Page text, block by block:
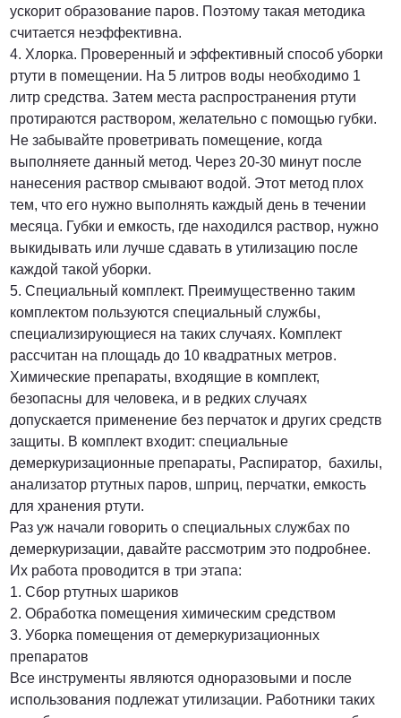
ускорит образование паров. Поэтому такая методика
считается неэффективна.
4. Хлорка. Проверенный и эффективный способ уборки
ртути в помещении. На 5 литров воды необходимо 1
литр средства. Затем места распространения ртути
протираются раствором, желательно с помощью губки.
Не забывайте проветривать помещение, когда
выполняете данный метод. Через 20-30 минут после
нанесения раствор смывают водой. Этот метод плох
тем, что его нужно выполнять каждый день в течении
месяца. Губки и емкость, где находился раствор, нужно
выкидывать или лучше сдавать в утилизацию после
каждой такой уборки.
5. Специальный комплект. Преимущественно таким
комплектом пользуются специальный службы,
специализирующиеся на таких случаях. Комплект
рассчитан на площадь до 10 квадратных метров.
Химические препараты, входящие в комплект,
безопасны для человека, и в редких случаях
допускается применение без перчаток и других средств
защиты. В комплект входит: специальные
демеркуризационные препараты, Распиратор, бахилы,
анализатор ртутных паров, шприц, перчатки, емкость
для хранения ртути.
Раз уж начали говорить о специальных службах по
демеркуризации, давайте рассмотрим это подробнее.
Их работа проводится в три этапа:
1. Сбор ртутных шариков
2. Обработка помещения химическим средством
3. Уборка помещения от демеркуризационных
препаратов
Все инструменты являются одноразовыми и после
использования подлежат утилизации. Работники таких